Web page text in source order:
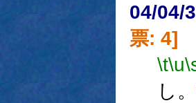
04/04/
票: 4]
\t\u
し。